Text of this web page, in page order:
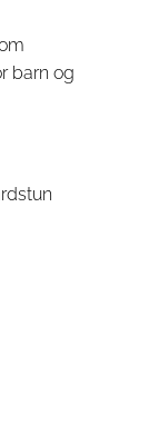
barn og